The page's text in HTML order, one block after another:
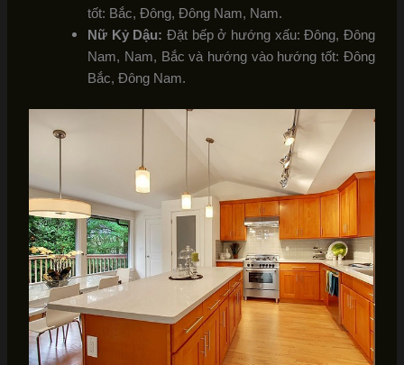
tốt: Bắc, Đông, Đông Nam, Nam.
Nữ Kỷ Dậu:Đặt bếp ở hướng xấu: Đông, Đông
Nam, Nam, Bắc và hướng vào hướng tốt: Đông
Bắc, Đông Nam.